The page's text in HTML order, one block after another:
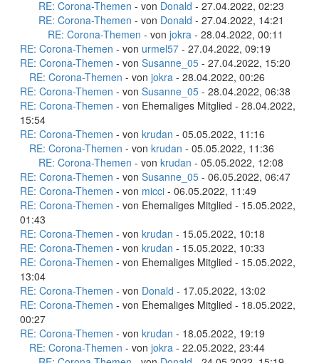
RE: Corona-Themen - von Donald - 27.04.2022, 02:23
RE: Corona-Themen - von Donald - 27.04.2022, 14:21
RE: Corona-Themen - von jokra - 28.04.2022, 00:11
RE: Corona-Themen - von urmel57 - 27.04.2022, 09:19
RE: Corona-Themen - von Susanne_05 - 27.04.2022, 15:20
RE: Corona-Themen - von jokra - 28.04.2022, 00:26
RE: Corona-Themen - von Susanne_05 - 28.04.2022, 06:38
RE: Corona-Themen - von Ehemaliges Mitglied - 28.04.2022,
15:54
RE: Corona-Themen - von krudan - 05.05.2022, 11:16
RE: Corona-Themen - von krudan - 05.05.2022, 11:36
RE: Corona-Themen - von krudan - 05.05.2022, 12:08
RE: Corona-Themen - von Susanne_05 - 06.05.2022, 06:47
RE: Corona-Themen - von micci - 06.05.2022, 11:49
RE: Corona-Themen - von Ehemaliges Mitglied - 15.05.2022,
01:43
RE: Corona-Themen - von krudan - 15.05.2022, 10:18
RE: Corona-Themen - von krudan - 15.05.2022, 10:33
RE: Corona-Themen - von Ehemaliges Mitglied - 15.05.2022,
13:04
RE: Corona-Themen - von Donald - 17.05.2022, 13:02
RE: Corona-Themen - von Ehemaliges Mitglied - 18.05.2022,
00:27
RE: Corona-Themen - von krudan - 18.05.2022, 19:19
RE: Corona-Themen - von jokra - 22.05.2022, 23:44